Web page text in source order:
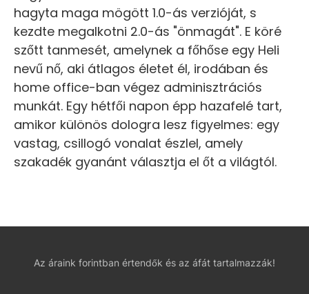
hagyta maga mögött 1.0-ás verzióját, s
kezdte megalkotni 2.0-ás "önmagát". E köré
szőtt tanmesét, amelynek a főhőse egy Heli
nevű nő, aki átlagos életet él, irodában és
home office-ban végez adminisztrációs
munkát. Egy hétfői napon épp hazafelé tart,
amikor különös dologra lesz figyelmes: egy
vastag, csillogó vonalat észlel, amely
szakadék gyanánt választja el őt a világtól.
Az áraink forintban értendők és az áfát tartalmazzák!